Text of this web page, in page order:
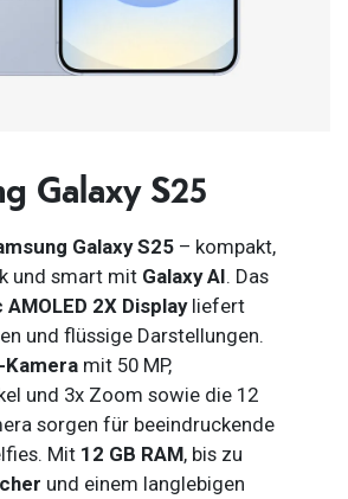
Galaxy S25
Galaxy S25 – kompakt,
und smart mit Galaxy AI. Das
AMOLED 2X Display liefert
und flüssige Darstellungen.
mit 50 MP,
und 3x Zoom sowie die 12
sorgen für beeindruckende
Mit 12 GB RAM, bis zu
und einem langlebigen